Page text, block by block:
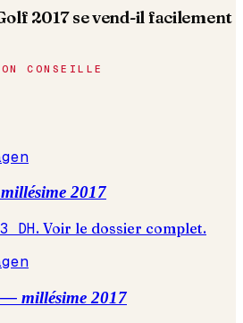
2017 se vend-il facilement
CONSEILLE
2017
DH. Voir le dossier complet.
— millésime 2017